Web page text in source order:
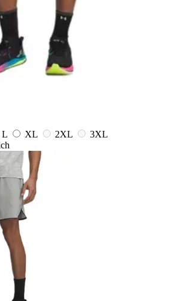
L XL 2XL
3XL